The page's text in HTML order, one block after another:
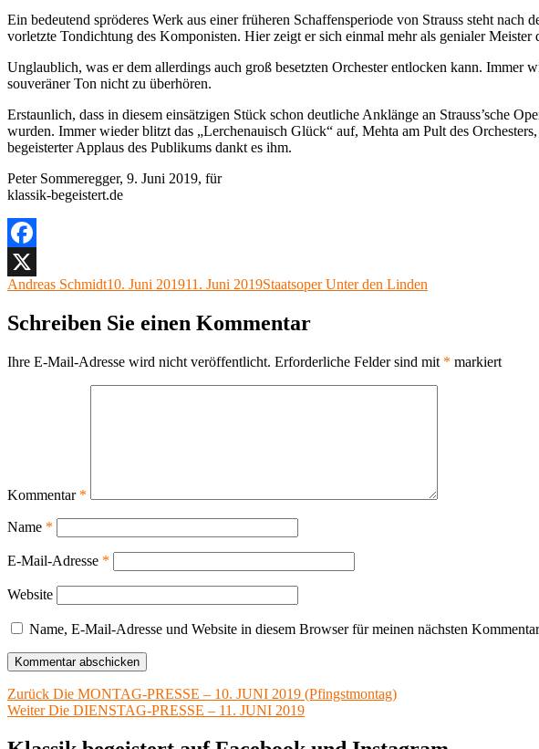
Ein bedeutend spröderes Werk aus einer früheren Schaffensperiode von Strauss steht
vorletzte Tondichtung des Komponisten. Hier zeigt er sich einmal mehr als genialer Meister
Unglaublich, was er dem allerdings auch groß besetzten Orchester entlocken kann.
souveräner Ton nicht zu überhören.
Erstaunlich, dass in diesem einsätzigen Stück schon deutliche Anklänge an Strauss’sche
wurden. Immer wieder blitzt das „Lerchenauisch Glück“ auf, Mehta am Pult des
begeisterter Applaus des Publikums dankt es ihm.
Peter Sommeregger, 9. Juni 2019, für
klassik-begeistert.de
Facebook
X
Autor
Andreas SchmidtVeröffentlicht
10. Juni 201911. Juni 2019Kategorien
Staatsoper Unter den Linden
Schreiben Sie einen Kommentar
Ihre E-Mail-Adresse wird nicht veröffentlicht. Erforderliche Felder sind mit * markiert
Kommentar *
Name *
E-Mail-Adresse *
Website
Name, E-Mail-Adresse und Website in diesem Browser für meinen nächsten
Beitragsnavigation
Zurück Vorheriger
Beitrag:
Die MONTAG-PRESSE – 10. JUNI 2019 (Pfingstmontag)
Weiter Nächster
Die DIENSTAG-PRESSE – 11. JUNI 2019